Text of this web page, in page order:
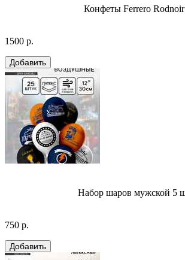
Конфеты Ferrero Rodnoir
1500 р.
Набор шаров мужской 5
750 р.